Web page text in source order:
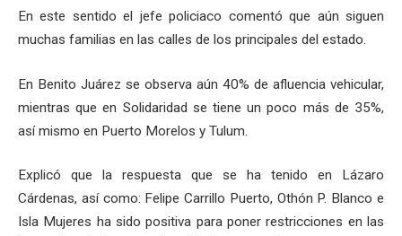
En este sentido el jefe policiaco comentó que aún siguen
muchas familias en las calles de los principales del estado.
En Benito Juárez se observa aún 40% de afluencia vehicular,
mientras que en Solidaridad se tiene un poco más de 35%,
así mismo en Puerto Morelos y Tulum.
Explicó que la respuesta que se ha tenido en Lázaro
Cárdenas, así como: Felipe Carrillo Puerto, Othón P. Blanco e
Isla Mujeres ha sido positiva para poner restricciones en las